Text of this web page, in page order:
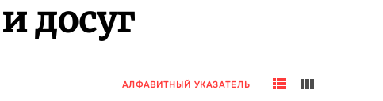
досуг
АЛФАВИТНЫЙ УКАЗАТЕЛЬ